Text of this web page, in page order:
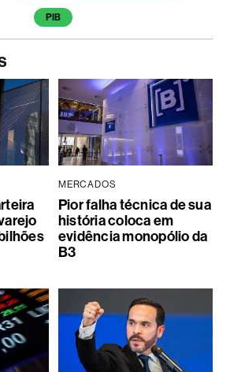
PIB
MERCADOS
Pior falha técnica de sua
história coloca em
evidência monopólio da
B3